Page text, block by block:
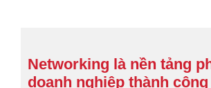
Networking là nền tảng
doanh nghiệp thành công